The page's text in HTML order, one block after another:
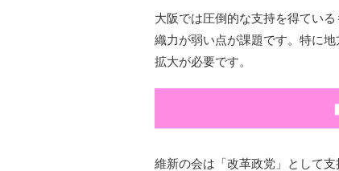
大阪では圧倒的な支持を得てい
織力が弱い点が課題です。特に
拡大が必要です。
維新の会は「改革政党」として